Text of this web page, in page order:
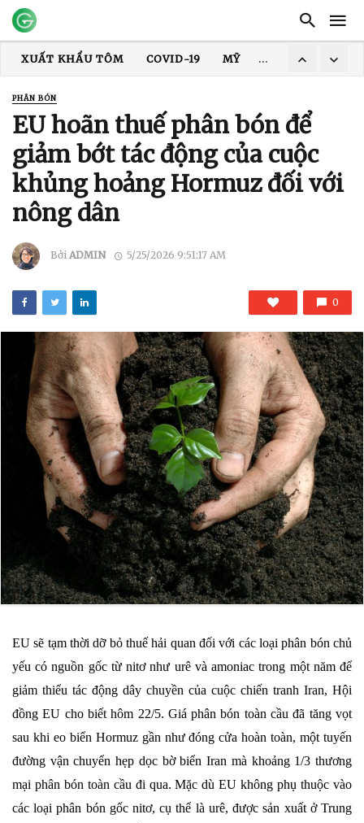
XUẤT KHẨU THỦY SẢN GIÁ TÔM
XUẤT KHẨU CÁ TRA
XUẤT KHẨU TÔM
COVID-19 HOA KỲ
PHÂN BÓN
EU hoãn thuế phân bón để
giảm bớt tác động của cuộc
khủng hoảng Hormuz đối với
nông dân
Bởi ADMIN 5/25/2026 9:51:17 AM
0
EU sẽ tạm thời dỡ bỏ thuế hải quan đối với các loại phân bón chủ
yếu có nguồn gốc từ nitơ như urê và amoniac trong một năm để
giảm thiểu tác động dây chuyền của cuộc chiến tranh Iran, Hội
đồng EU cho biết hôm 22/5. Giá phân bón toàn cầu đã tăng vọt
sau khi eo biển Hormuz gần như đóng cửa hoàn toàn, một tuyến
đường vận chuyển hẹp dọc bờ biển Iran mà khoảng 1/3 thương
mại phân bón toàn cầu đi qua. Mặc dù EU không phụ thuộc vào
các loại phân bón gốc nitơ, cụ thể là urê, được sản xuất ở Trung